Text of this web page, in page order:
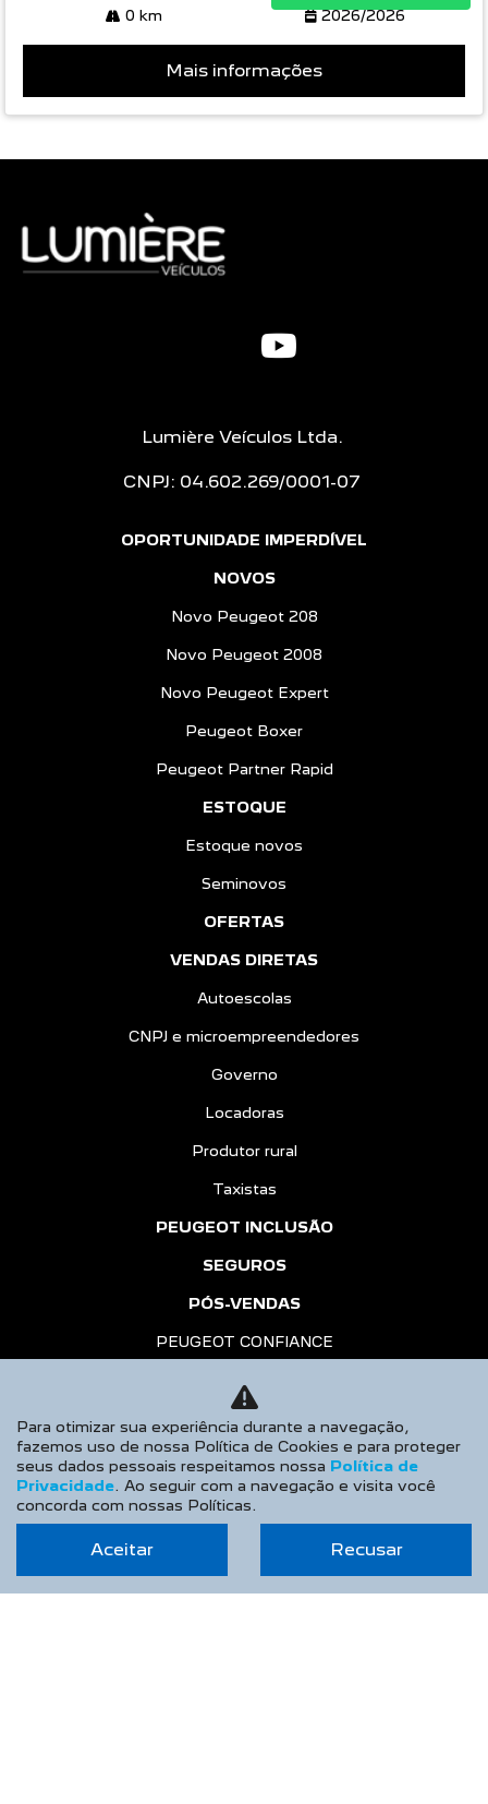
0 km 2026/2026
Mais informações
Lumière Veículos Ltda.
CNPJ: 04.602.269/0001-07
OPORTUNIDADE IMPERDÍVEL
NOVOS
Novo Peugeot 208
Novo Peugeot 2008
Novo Peugeot Expert
Peugeot Boxer
Peugeot Partner Rapid
ESTOQUE
Estoque novos
Seminovos
OFERTAS
VENDAS DIRETAS
Autoescolas
CNPJ e microempreendedores
Governo
Locadoras
Produtor rural
Taxistas
PEUGEOT INCLUSÃO
SEGUROS
PÓS-VENDAS
PEUGEOT CONFIANCE
Recall
Peças
Acessórios
Para otimizar sua experiência durante a navegação,
fazemos uso de nossa Política de Cookies e para proteger
seus dados pessoais respeitamos nossa Política de
Privacidade. Ao seguir com a navegação e visita você
concorda com nossas Políticas.
Aceitar Recusar